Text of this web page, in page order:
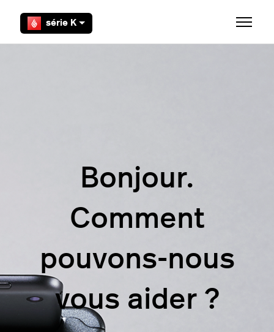
série K Ouvrir/
Bonjour.
Comment
pouvons-nous
vous aider ?